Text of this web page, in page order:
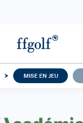
MISE EN JEU